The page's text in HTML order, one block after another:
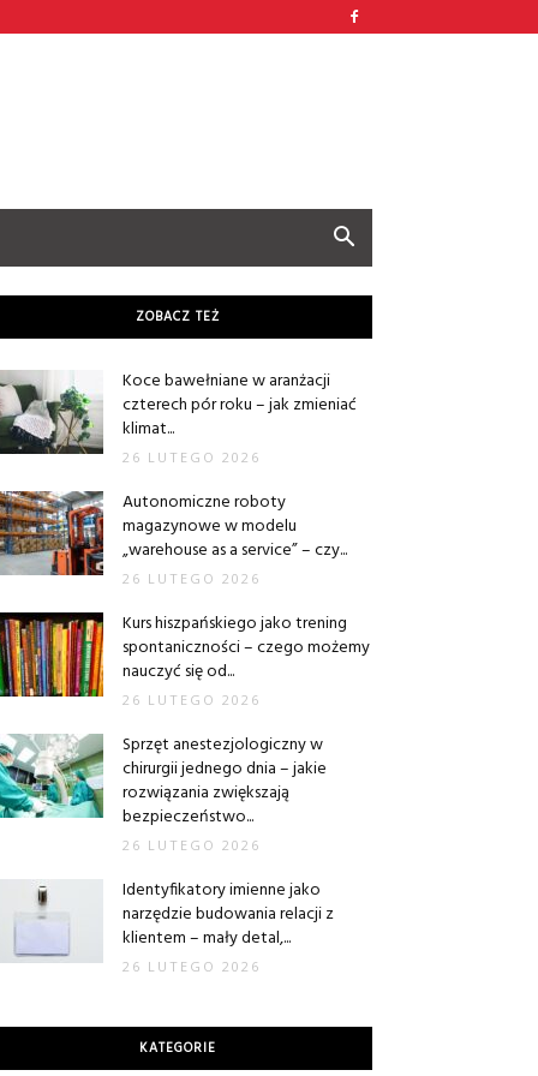
ZOBACZ TEŻ
Koce bawełniane w aranżacji
czterech pór roku – jak zmieniać
klimat...
26 LUTEGO 2026
Autonomiczne roboty
magazynowe w modelu
„warehouse as a service” – czy...
26 LUTEGO 2026
Kurs hiszpańskiego jako trening
spontaniczności – czego możemy
nauczyć się od...
26 LUTEGO 2026
Sprzęt anestezjologiczny w
chirurgii jednego dnia – jakie
rozwiązania zwiększają
bezpieczeństwo...
26 LUTEGO 2026
Identyfikatory imienne jako
narzędzie budowania relacji z
klientem – mały detal,...
26 LUTEGO 2026
KATEGORIE